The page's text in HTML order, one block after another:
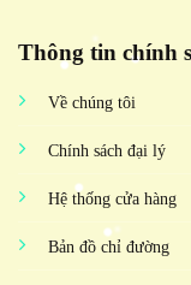
Thông tin chính
Về chúng tôi
Chính sách đại lý
Hệ thống cửa hàng
Bản đồ chỉ đường